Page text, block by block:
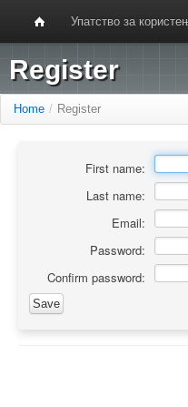
Упатство за
Register
Home / Register
First name:
Last name:
Email:
Password:
Confirm password: